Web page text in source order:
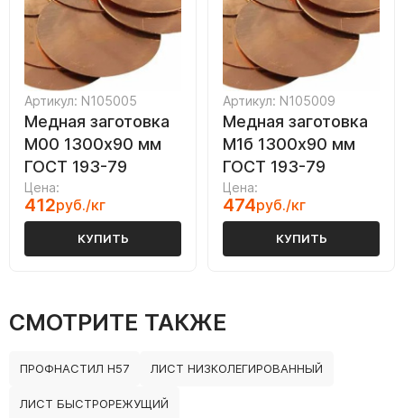
Артикул: N105005
Медная заготовка
М00 1300х90 мм
ГОСТ 193-79
Цена:
412руб./кг
КУПИТЬ
Артикул: N105009
Медная заготовка
М1б 1300х90 мм
ГОСТ 193-79
Цена:
474руб./кг
КУПИТЬ
СМОТРИТЕ ТАКЖЕ
ПРОФНАСТИЛ Н57 ЛИСТ НИЗКОЛЕГИРОВАННЫЙ
ЛИСТ БЫСТРОРЕЖУЩИЙ